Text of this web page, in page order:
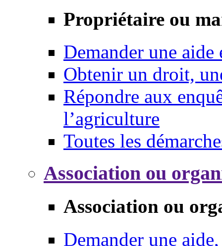
Propriétaire ou
Demander une aide
Obtenir un droit,
Répondre aux
l’agriculture
Toutes les
Association ou
Association ou
Demander une